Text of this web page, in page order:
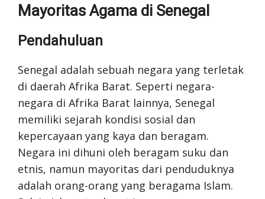
Mayoritas Agama di Senegal
Pendahuluan
Senegal adalah sebuah negara yang terletak
di daerah Afrika Barat. Seperti negara-
negara di Afrika Barat lainnya, Senegal
memiliki sejarah kondisi sosial dan
kepercayaan yang kaya dan beragam.
Negara ini dihuni oleh beragam suku dan
etnis, namun mayoritas dari penduduknya
adalah orang-orang yang beragama Islam.